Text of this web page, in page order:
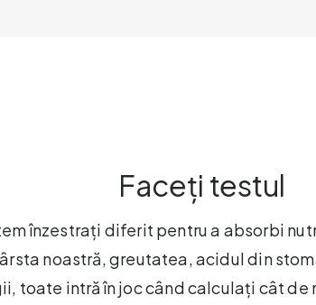
Faceți testul
înzestrați diferit pentru a absorbi
noastră, greutatea, acidul din
toate intră în joc când calculați cât de